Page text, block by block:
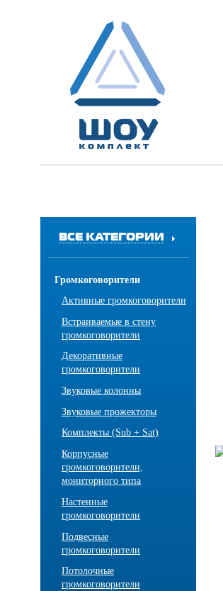
ВСЕ КАТЕГОРИИ
Громкоговорители
Активные громкоговорители
Встраиваемые в стену
громкоговорители
Декоративные
громкоговорители
Звуковые колонны
Звуковые прожекторы
Комплекты (Sub + Sat)
Корпусные
громкоговорители,
мониторного типа
Настенные
громкоговорители
Подвесные
громкоговорители
Потолочные
громкоговорители